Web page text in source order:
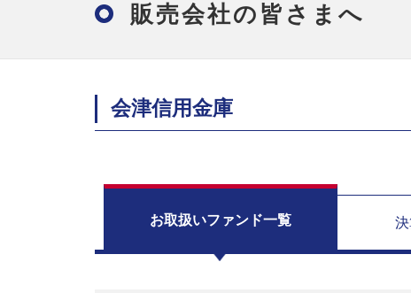
販売会社の皆さまへ
会津信用金庫
お取扱いファンド一覧